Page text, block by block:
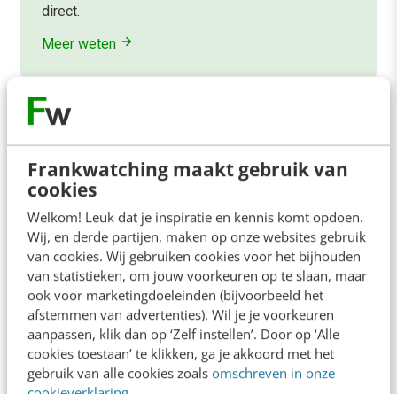
Frankwatching maakt gebruik van
cookies
Welkom! Leuk dat je inspiratie en kennis komt opdoen.
Wij, en derde partijen, maken op onze websites gebruik
van cookies. Wij gebruiken cookies voor het bijhouden
van statistieken, om jouw voorkeuren op te slaan, maar
ook voor marketingdoeleinden (bijvoorbeeld het
afstemmen van advertenties). Wil je je voorkeuren
aanpassen, klik dan op ‘Zelf instellen’. Door op ‘Alle
cookies toestaan’ te klikken, ga je akkoord met het
gebruik van alle cookies zoals omschreven in onze
direct.
Meer weten
Contact Redactie
redactie@frankwatching.com
+31 30 200 1045
Tarieven
Meer contactopties